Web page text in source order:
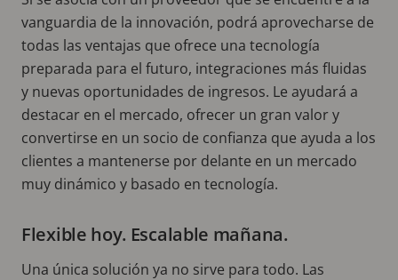
vanguardia de la innovación, podrá aprovecharse de
todas las ventajas que ofrece una tecnología
preparada para el futuro, integraciones más fluidas
y nuevas oportunidades de ingresos. Le ayudará a
destacar en el mercado, ofrecer un gran valor y
convertirse en un socio de confianza que ayuda a los
clientes a mantenerse por delante en un mercado
muy dinámico y basado en tecnología.
Flexible hoy. Escalable mañana.
Una única solución ya no sirve para todo. Las